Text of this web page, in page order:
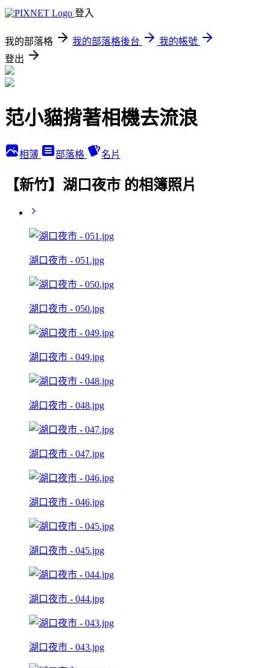
登入
我的部落格 我的部落格後台
我的帳號
登出
范小貓揹著相機去流浪
相簿 部落格 名片
【新竹】湖口夜市 的相簿照片
湖口夜市 - 051.jpg
湖口夜市 - 050.jpg
湖口夜市 - 049.jpg
湖口夜市 - 048.jpg
湖口夜市 - 047.jpg
湖口夜市 - 046.jpg
湖口夜市 - 045.jpg
湖口夜市 - 044.jpg
湖口夜市 - 043.jpg